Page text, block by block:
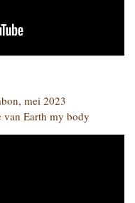
mei 2023
Earth my body